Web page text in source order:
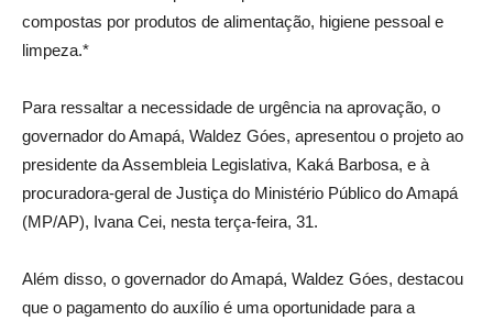
compostas por produtos de alimentação, higiene pessoal e
limpeza.*
Para ressaltar a necessidade de urgência na aprovação, o
governador do Amapá, Waldez Góes, apresentou o projeto ao
presidente da Assembleia Legislativa, Kaká Barbosa, e à
procuradora-geral de Justiça do Ministério Público do Amapá
(MP/AP), Ivana Cei, nesta terça-feira, 31.
Além disso, o governador do Amapá, Waldez Góes, destacou
que o pagamento do auxílio é uma oportunidade para a